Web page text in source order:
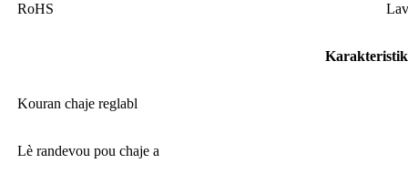
RoHS
Kouran chaje reglabl
Lè randevou pou chaje a